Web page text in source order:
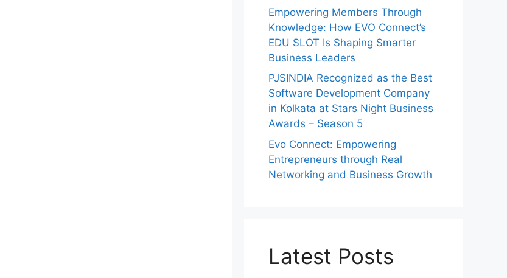
Empowering Members Through
Knowledge: How EVO Connect’s
EDU SLOT Is Shaping Smarter
Business Leaders
PJSINDIA Recognized as the Best
Software Development Company
in Kolkata at Stars Night Business
Awards – Season 5
Evo Connect: Empowering
Entrepreneurs through Real
Networking and Business Growth
Latest Posts